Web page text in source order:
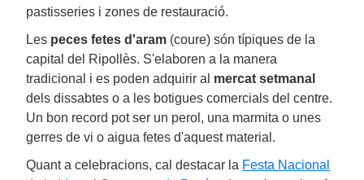
pastisseries i zones de restauració.
Les peces fetes d'aram (coure) són típiques de la
capital del Ripollès. S'elaboren a la manera
tradicional i es poden adquirir al mercat setmanal
dels dissabtes o a les botigues comercials del centre.
Un bon record pot ser un perol, una marmita o unes
gerres de vi o aigua fetes d'aquest material.
Quant a celebracions, cal destacar la Festa Nacional